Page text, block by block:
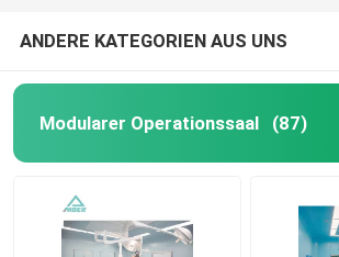
ANDERE KATEGORIEN AUS UNS
Modularer Operationssaal (87)